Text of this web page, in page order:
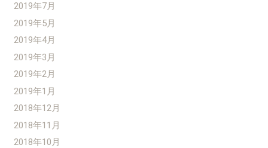
2019年7月
2019年5月
2019年4月
2019年3月
2019年2月
2019年1月
2018年12月
2018年11月
2018年10月